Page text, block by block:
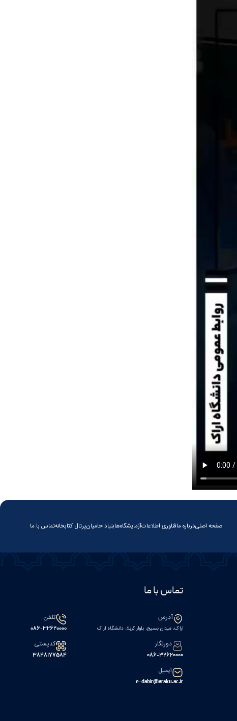
صفحه اصلیدرباره مافناوری اطلاعاتآزمایشگاه‌هابنیاد حامیانپرتال کتابخانهتماس با ما
تماس با ما
آدرس
اراک، میدان بسیج، بلوار کربلا، دانشگاه اراک
تلفن
086-32620000
دورنگار
086-32620000
کدپستی
۳۸۴۸۱۷۷۵۸۴
ایمیل
e-dabir@araku.ac.ir